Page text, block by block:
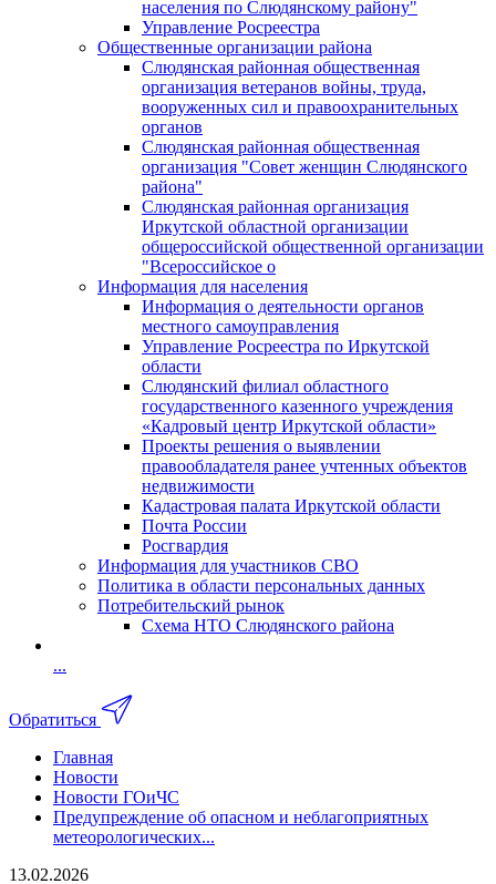
населения по Слюдянскому району"
Управление Росреестра
Общественные организации района
Слюдянская районная общественная
организация ветеранов войны, труда,
вооруженных сил и правоохранительных
органов
Слюдянская районная общественная
организация "Совет женщин Слюдянского
района"
Слюдянская районная организация
Иркутской областной организации
общероссийской общественной организации
"Всероссийское о
Информация для населения
Информация о деятельности органов
местного самоуправления
Управление Росреестра по Иркутской
области
Слюдянский филиал областного
государственного казенного учреждения
«Кадровый центр Иркутской области»
Проекты решения о выявлении
правообладателя ранее учтенных объектов
недвижимости
Кадастровая палата Иркутской области
Почта России
Росгвардия
Информация для участников СВО
Политика в области персональных данных
Потребительский рынок
Схема НТО Слюдянского района
...
Обратиться
Главная
Новости
Новости ГОиЧС
Предупреждение об опасном и неблагоприятных
метеорологических...
13.02.2026